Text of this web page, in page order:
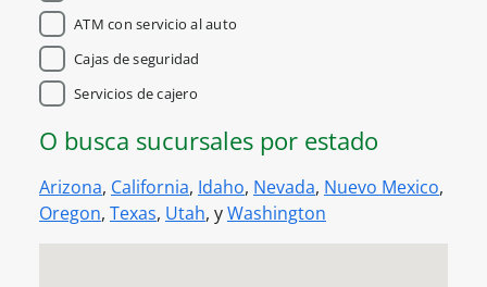
ATM con servicio al auto
Cajas de seguridad
Servicios de cajero
O busca sucursales por estado
Arizona, California, Idaho, Nevada, Nuevo Mexico,
Oregon, Texas, Utah, yWashington